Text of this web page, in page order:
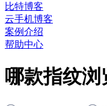
比特博客
云手机博客
案例介绍
帮助中心
哪款指纹浏